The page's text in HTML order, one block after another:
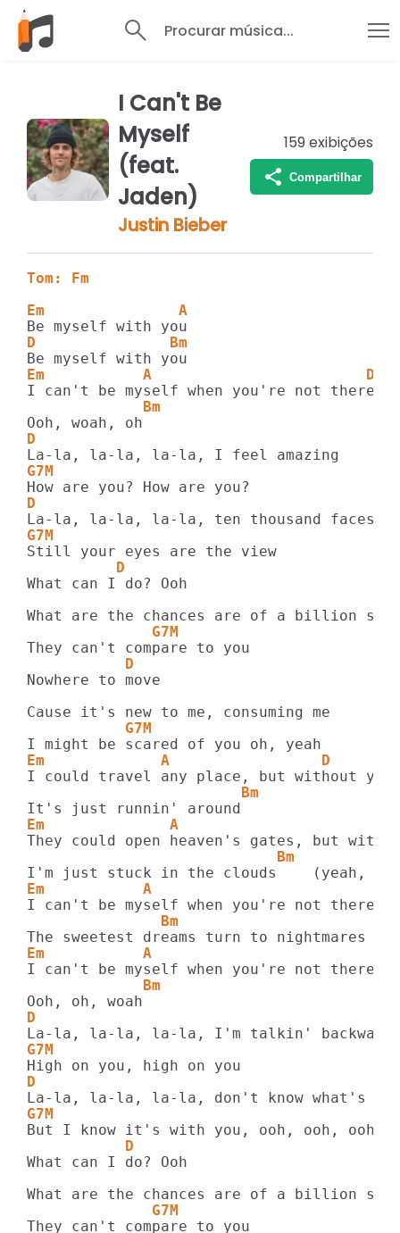
Procurar música...
I Can't Be
Myself
(feat.
Jaden)
Justin Bieber
159 exibições
Compartilhar
Tom: Fm
Em               A
D               Bm
Em           A                        D
             Bm
D
G7M
D
G7M
          D
What can I do? Ooh
              G7M
           D
Nowhere to move
           G7M
Em             A                 D
                        Bm
Em              A                      D
                            Bm
Em           A                         D
               Bm
Em           A                         D
             Bm
D
G7M
D
G7M
           D
What can I do? Ooh
              G7M